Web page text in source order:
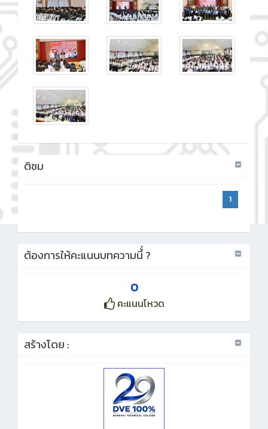
ติชม
1
ต้องการให้คะแนนบทความนี้่ ?
0
คะแนนโหวด
สร้างโดย :